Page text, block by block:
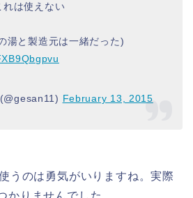
れは使えない
湯と製造元は一緒だった)
February 13, 2015
うのは勇気がいりますね。実際
かりませんでした。